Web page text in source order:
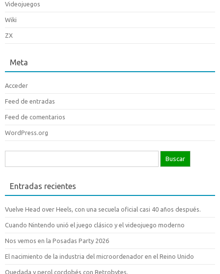
Videojuegos
Wiki
ZX
Meta
Acceder
Feed de entradas
Feed de comentarios
WordPress.org
Entradas recientes
Vuelve Head over Heels, con una secuela oficial casi 40 años después.
Cuando Nintendo unió el juego clásico y el videojuego moderno
Nos vemos en la Posadas Party 2026
El nacimiento de la industria del microordenador en el Reino Unido
Quedada y perol cordobés con Retrobytes.